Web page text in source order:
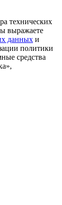
технических
выражаете
данных и
политики
средства